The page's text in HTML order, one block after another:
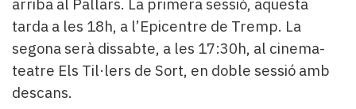
escena!
Dis
la
teva!
arriba al Pallars. La primera sessió, aquesta
tarda a les 18h, a l’Epicentre de Tremp. La
segona serà dissabte, a les 17:30h, al cinema-
teatre Els Til·lers de Sort, en doble sessió amb
descans.